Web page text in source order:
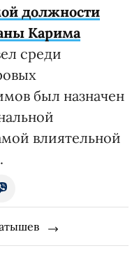
должности
Карима
среди
был назначен
влиятельной